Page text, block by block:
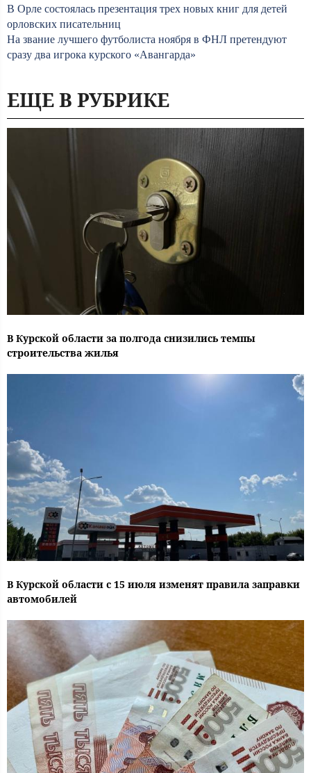
В Орле состоялась презентация трех новых книг для детей
орловских писательниц
На звание лучшего футболиста ноября в ФНЛ претендуют
сразу два игрока курского «Авангарда»
ЕЩЕ В РУБРИКЕ
В Курской области за полгода снизились темпы
строительства жилья
В Курской области с 15 июля изменят правила заправки
автомобилей